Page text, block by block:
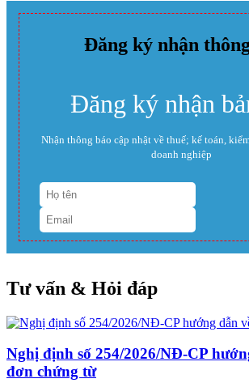
Đăng ký nhận
Đăng ký nhận
Nhận thông báo cập nhật về thuế; kế toán,
doanh nghiệp
Tư vấn & Hỏi đáp
Nghị định số 254/2026/NĐ-CP
đơn chứng từ